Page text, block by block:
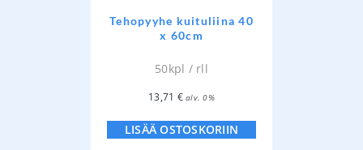
Tehopyyhe kuituliina 40
x 60cm
50kpl / rll
13,71 € alv. 0%
LISÄÄ OSTOSKORIIN